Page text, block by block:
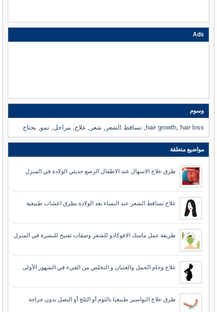
Ads
وسوم
hair growth, hair loss
,تساقط الشعر , شعر , علاج, مراحل, نمو, يحتاج
مواضيع متعلقة
طرق علاج الاسهال عند الاطفال الرضع حديثي الولادة في المنزل
علاج تساقط الشعر عند النساء بعد الولادة بطرق اعشاب طبيعية
طريقة عمل ماسك الافوكادو للشعر وصفات تفتيح للبشرة في المنزل
علاج وحام الحمل والغثيان و التخلص من القيء في الشهور الأولى
طرق علاج البواسير طبيعيا بالثوم أو الثلج أو البصل بدون جراحة